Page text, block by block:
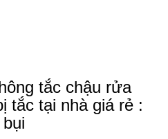
tắc chậu rửa
tắc tại nhà giá rẻ :